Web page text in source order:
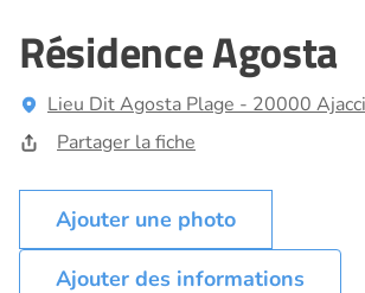
Résidence Agosta
Lieu Dit Agosta Plage - 20000
Partager la fiche
Ajouter des informations